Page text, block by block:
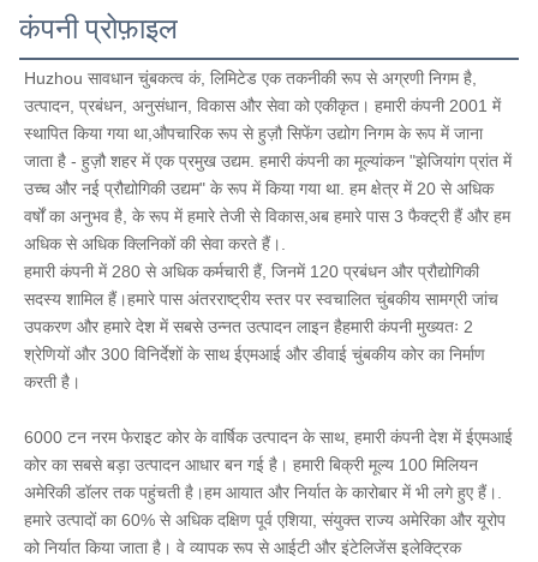
कंपनी प्रोफ़ाइल
Huzhou सावधान चुंबकत्व कं, लिमिटेड एक तकनीकी रूप से अग्रणी निगम है,
उत्पादन, प्रबंधन, अनुसंधान, विकास और सेवा को एकीकृत। हमारी कंपनी 2001 में
स्थापित किया गया था,औपचारिक रूप से हुज़ौ सिफेंग उद्योग निगम के रूप में जाना
जाता है - हुज़ौ शहर में एक प्रमुख उद्यम. हमारी कंपनी का मूल्यांकन "झेजियांग प्रांत में
उच्च और नई प्रौद्योगिकी उद्यम" के रूप में किया गया था. हम क्षेत्र में 20 से अधिक
वर्षों का अनुभव है, के रूप में हमारे तेजी से विकास,अब हमारे पास 3 फैक्ट्री हैं और हम
अधिक से अधिक क्लिनिकों की सेवा करते हैं।.
हमारी कंपनी में 280 से अधिक कर्मचारी हैं, जिनमें 120 प्रबंधन और प्रौद्योगिकी
सदस्य शामिल हैं।हमारे पास अंतरराष्ट्रीय स्तर पर स्वचालित चुंबकीय सामग्री जांच
उपकरण और हमारे देश में सबसे उन्नत उत्पादन लाइन हैहमारी कंपनी मुख्यतः 2
श्रेणियों और 300 विनिर्देशों के साथ ईएमआई और डीवाई चुंबकीय कोर का निर्माण
करती है।
6000 टन नरम फेराइट कोर के वार्षिक उत्पादन के साथ, हमारी कंपनी देश में ईएमआई
कोर का सबसे बड़ा उत्पादन आधार बन गई है। हमारी बिक्री मूल्य 100 मिलियन
अमेरिकी डॉलर तक पहुंचती है।हम आयात और निर्यात के कारोबार में भी लगे हुए हैं।.
हमारे उत्पादों का 60% से अधिक दक्षिण पूर्व एशिया, संयुक्त राज्य अमेरिका और यूरोप
को निर्यात किया जाता है। वे व्यापक रूप से आईटी और इंटेलिजेंस इलेक्ट्रिक